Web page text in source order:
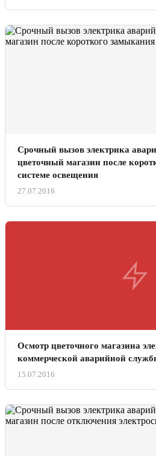
Срочный вызов электрика
цветочный магазин после
системе освещения
27.07.2016
Осмотр цветочного магазина
коммерческой аварийной
15.07.2016